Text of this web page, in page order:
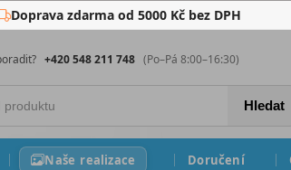
Doprava zdarma od 5000 Kč bez DPH
+420 548 211 748 (Po–Pá 8:00–16:30)
Hledat
Naše realizace Doručení